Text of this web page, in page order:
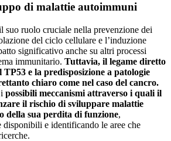
di malattie autoimmuni
suo ruolo cruciale nella prevenzione dei
del ciclo cellulare e l’induzione
significativo anche su altri processi
immunitario. Tuttavia, il legame diretto
e la predisposizione a patologie
chiaro come nel caso del cancro.
possibili meccanismi attraverso i quali il
il rischio di sviluppare malattie
della sua perdita di funzione,
disponibili e identificando le aree che